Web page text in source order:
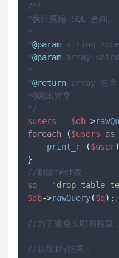
/**
*执行原始 SQL 查询。
*
*@param string
*@param array
*
*@return array 包含
*@抛出异常
*/
$users = $db->
foreach ($users as
print_r ($user
//删除test表
$q = "drop table
$db->rawQuery($q);
//为了避免长时间检查
//获取1行结果：